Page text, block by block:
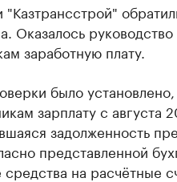
"Казтрансстрой"
Оказалось
заработную плату.
было
зарплату с августа
задолженность
представленной
на расчётные